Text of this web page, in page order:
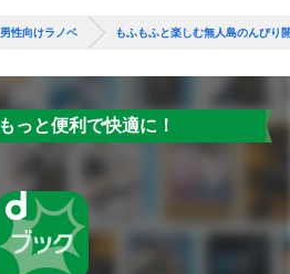
男性向けラノベ もふもふと楽しむ無人島のんびり
っと便利で快適に！